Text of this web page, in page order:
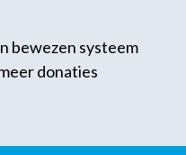
bewezen systeem
donaties